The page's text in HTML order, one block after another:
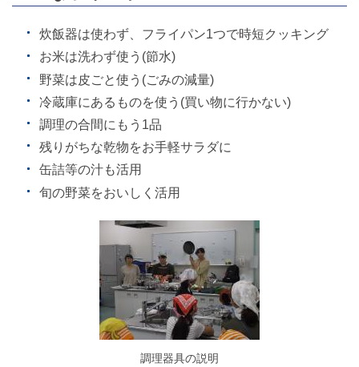
炊飯器は使わず、フライパン1つで時短クッキング
お米は洗わず使う(節水)
野菜は皮ごと使う(ごみの減量)
冷蔵庫にあるものを使う(買い物に行かない)
調理の合間にもう1品
残りがちな乾物をお手軽サラダに
缶詰等の汁も活用
旬の野菜をおいしく活用
調理器具の説明